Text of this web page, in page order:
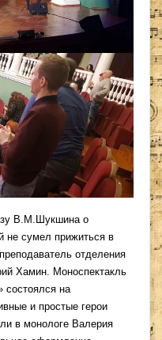
В.М.Шукшина о
не сумел прижиться в
отделения
Хамин. Моноспектакль
на
и простые герои
в монологе Валерия